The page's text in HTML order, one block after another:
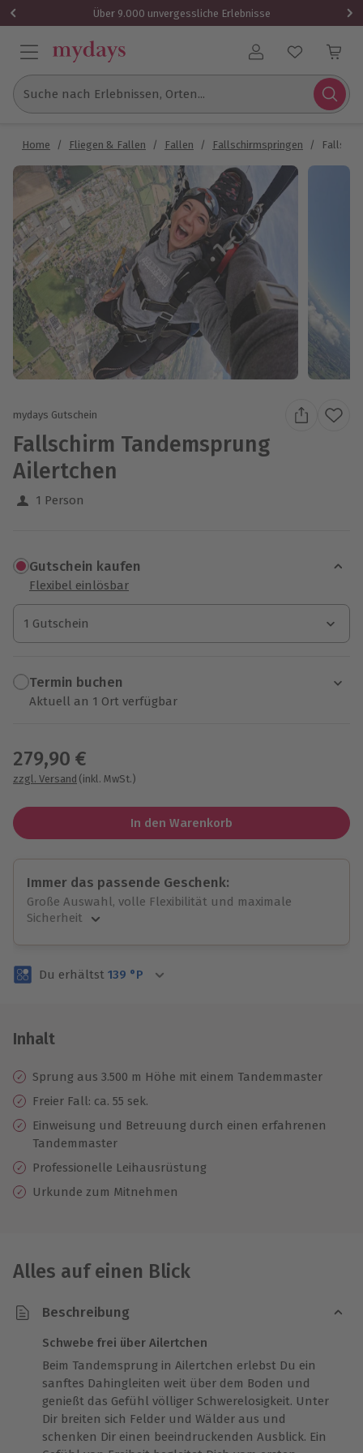
Über 9.000 unvergessliche Erlebnisse
Benutzerkonto
Suche nach Erlebnissen, Orten...
Home / Fliegen & Fallen / Fallen / Fallschirmspringen /
mydays Gutschein
Fallschirm Tandemsprung
Ailertchen
1 Person
Gutschein kaufen
Flexibel einlösbar
1 Gutschein
1 Gutschein
1 Gutschein
Termin buchen
Aktuell an 1 Ort verfügbar
279,90 €
zzgl. Versand (inkl. MwSt.)
In den Warenkorb
Immer das passende Geschenk:
Große Auswahl, volle Flexibilität und maximale
Sicherheit
Volle Flexibilität
3 Jahre gültig & verlängerbar.
Du erhältst 139 °P
Inhalt
Sprung aus 3.500 m Höhe mit einem Tandemmaster
Freier Fall: ca. 55 sek.
Einweisung und Betreuung durch einen erfahrenen
Tandemmaster
Professionelle Leihausrüstung
Urkunde zum Mitnehmen
Alles auf einen Blick
Beschreibung
Schwebe frei über Ailertchen
Beim Tandemsprung in Ailertchen erlebst Du ein
sanftes Dahingleiten weit über dem Boden und
genießt das Gefühl völliger Schwerelosigkeit. Unter
Dir breiten sich Felder und Wälder aus und
schenken Dir einen beeindruckenden Ausblick. Ein